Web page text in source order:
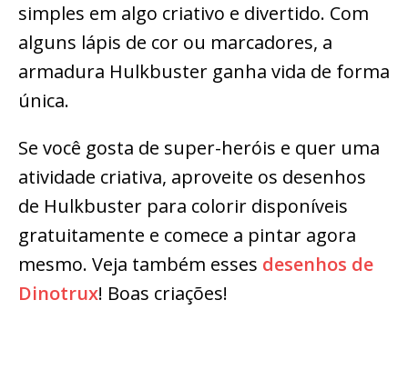
simples em algo criativo e divertido. Com
alguns lápis de cor ou marcadores, a
armadura Hulkbuster ganha vida de forma
única.
Se você gosta de super-heróis e quer uma
atividade criativa, aproveite os desenhos
de Hulkbuster para colorir disponíveis
gratuitamente e comece a pintar agora
mesmo. Veja também esses desenhos de
Dinotrux! Boas criações!